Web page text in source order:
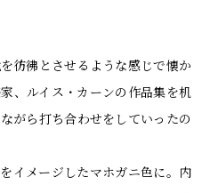
彷彿とさせるような感じで懐か
、ルイス・カーンの作品集を机
がら打ち合わせをしていったの
イメージしたマホガニ色に。内